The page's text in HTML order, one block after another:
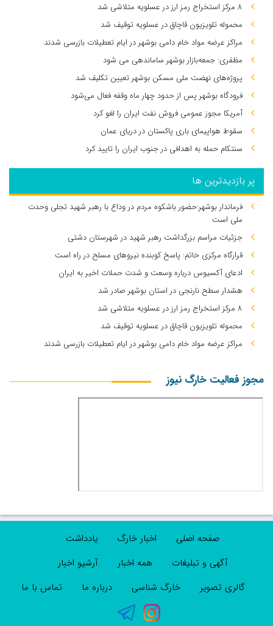
۸ مرکز استخراج رمز ارز در عسلویه متلاشی شد
محموله تلویزیون قاچاق در عسلویه توقیف شد
مراکز عرضه مواد خام دامی بوشهر در ایام تعطیلات بازرسی شدند
مظفری: جمعه‌بازار بوشهر ساماندهی می‌ شود
پروژه‌های نهضت ملی مسکن بوشهر تعیین تکلیف شد
فرودگاه بوشهر پس از حدود چهار ماه وقفه فعال می‌شود
آمریکا مجوز عمومی فروش نفت ایران را لغو کرد
سقوط هواپیمای باری پاکستان در دریای عمان
سنتکام حمله به اهدافی در جنوب ایران را تایید کرد
پر بازدیدترین ها
فرماندار بوشهر:حضور باشکوه مردم در وداع با رهبر شهید تجلی وحدت
ملی است
جزئیات مراسم بزرگداشت رهبر شهید در شهرستان دشتی
قرارگاه مرکزی خاتم: پاسخ کوبنده نیروهای مسلح در راه است
ادعای آکسیوس درباره وسعت و شدت حملات اخیر به ایران
هشدار سطح نارنجی در استان بوشهر صادر شد
۸ مرکز استخراج رمز ارز در عسلویه متلاشی شد
محموله تلویزیون قاچاق در عسلویه توقیف شد
مراکز عرضه مواد خام دامی بوشهر در ایام تعطیلات بازرسی شدند
مجوز فعالیت خارگ نیوز
صفحه اصلی اخبار خارگ
یادداشت
آگهی و تبلیغات
همه اخبار
آرشیو اخبار
گالری تصویر
خارگ شناسی درباره ما تماس با ما